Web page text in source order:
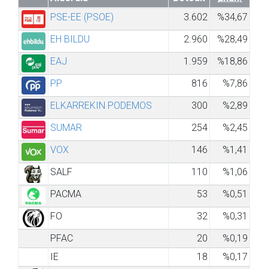
PSE-EE (PSOE)
3.602
%34,67
EH BILDU
2.960
%28,49
EAJ
1.959
%18,86
PP
816
%7,86
ELKARREKIN PODEMOS
300
%2,89
SUMAR
254
%2,45
VOX
146
%1,41
SALF
110
%1,06
PACMA
53
%0,51
FO
32
%0,31
PFAC
20
%0,19
IE
18
%0,17